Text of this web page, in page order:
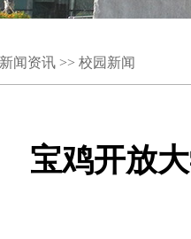
新闻资讯 >> 校园新闻
宝鸡开放